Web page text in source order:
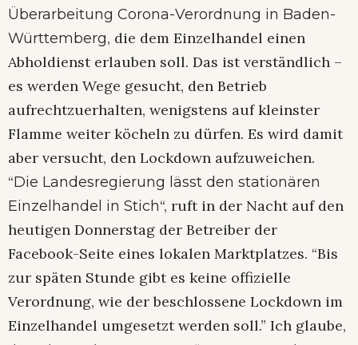
Überarbeitung Corona-Verordnung in Baden-
Württemberg, die dem Einzelhandel einen
Abholdienst erlauben soll. Das ist verständlich –
es werden Wege gesucht, den Betrieb
aufrechtzuerhalten, wenigstens auf kleinster
Flamme weiter köcheln zu dürfen. Es wird damit
aber versucht, den Lockdown aufzuweichen.
“Die Landesregierung lässt den stationären
Einzelhandel in Stich“, ruft in der Nacht auf den
heutigen Donnerstag der Betreiber der
Facebook-Seite eines lokalen Marktplatzes. “Bis
zur späten Stunde gibt es keine offizielle
Verordnung, wie der beschlossene Lockdown im
Einzelhandel umgesetzt werden soll.” Ich glaube,